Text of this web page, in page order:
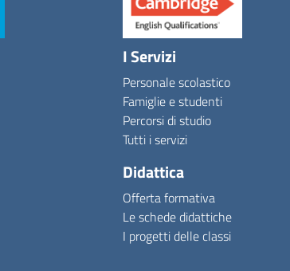
I Servizi
Personale scolastico
Famiglie e studenti
Percorsi di studio
Tutti i servizi
Didattica
Offerta formativa
Le schede didattiche
I progetti delle classi